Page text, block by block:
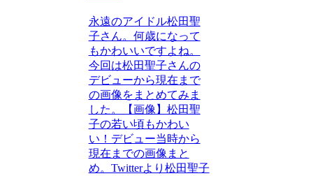
永遠のアイドル松田聖
子さん。何歳になって
もかわいいですよね。
今回は松田聖子さんの
デビューから現在まで
の画像をまとめてみま
した。【画像】松田聖
子の若い頃もかわい
い！デビュー当時から
現在までの画像まと
め。Twitterより松田聖子